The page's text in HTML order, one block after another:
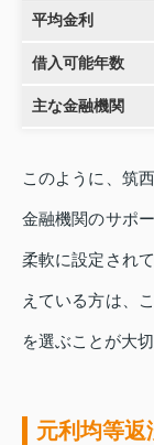
平均金利
借入可能年数
主な金融機関
このように、筑
金融機関のサポ
柔軟に設定され
えている方は、
を選ぶことが大切
元利均等返